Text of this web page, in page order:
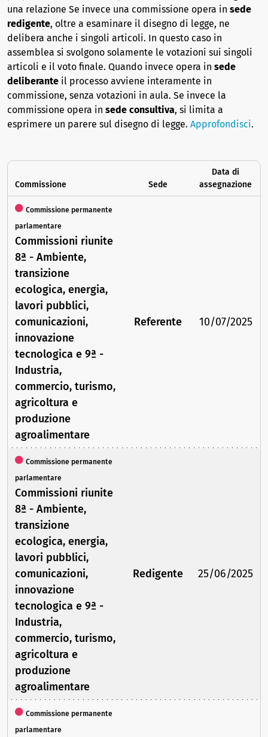
una relazione Se invece una commissione opera in sede
redigente, oltre a esaminare il disegno di legge, ne
delibera anche i singoli articoli. In questo caso in
assemblea si svolgono solamente le votazioni sui singoli
articoli e il voto finale. Quando invece opera in sede
deliberante il processo avviene interamente in
commissione, senza votazioni in aula. Se invece la
commissione opera in sede consultiva, si limita a
esprimere un parere sul disegno di legge. Approfondisci.
Commissione Sede
Data di
assegnazione
Commissione permanente
parlamentare
Commissioni riunite
8ª - Ambiente,
transizione
ecologica, energia,
lavori pubblici,
comunicazioni,
innovazione
tecnologica e 9ª -
Industria,
commercio, turismo,
agricoltura e
produzione
agroalimentare
Referente 10/07/2025
Commissione permanente
parlamentare
Commissioni riunite
8ª - Ambiente,
transizione
ecologica, energia,
lavori pubblici,
comunicazioni,
innovazione
tecnologica e 9ª -
Industria,
commercio, turismo,
agricoltura e
produzione
agroalimentare
Redigente 25/06/2025
Commissione permanente
parlamentare